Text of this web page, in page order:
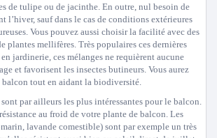
de tulipe ou de jacinthe. En outre, nul besoin de
l’hiver, sauf dans le cas de conditions extérieures
Vous pouvez aussi choisir la facilité avec des
plantes mellifères. Très populaires ces dernières
jardinerie, ces mélanges ne requièrent aucune
et favorisent les insectes butineurs. Vous aurez
tout en aidant la biodiversité.
par ailleurs les plus intéressantes pour le balcon.
au froid de votre plante de balcon. Les
lavande comestible) sont par exemple un très